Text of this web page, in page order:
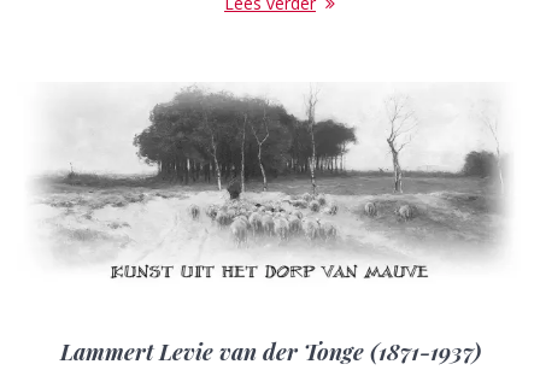
Lammert Levie van der Tonge (1871-1937)